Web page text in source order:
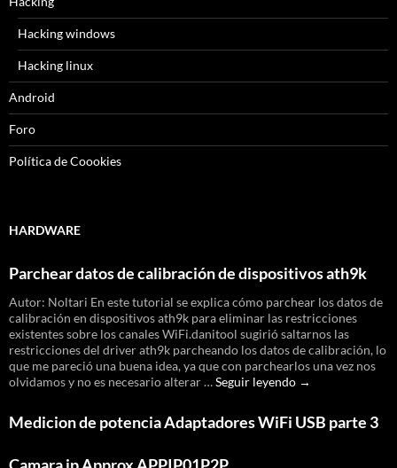
Hacking windows
Hacking linux
Android
Foro
Política de Coookies
HARDWARE
Parchear datos de calibración de dispositivos ath9k
Autor: Noltari En este tutorial se explica cómo parchear los datos de
calibración en dispositivos ath9k para eliminar las restricciones
existentes sobre los canales WiFi.danitool sugirió saltarnos las
restricciones del driver ath9k parcheando los datos de calibración, lo
que me pareció una buena idea, ya que con parchearlos una vez nos
olvidamos y no es necesario alterar …Seguir leyendo Parchear
calibración
→
Medicion de potencia Adaptadores WiFi USB parte 3